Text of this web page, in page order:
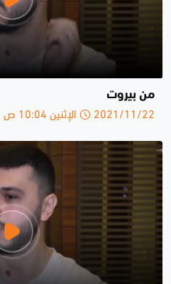
من بيروت
2021/11/22 الإثنين 10:04 ص